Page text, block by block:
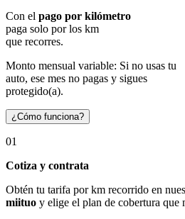
Con el pago por kilómetro
paga solo por los km
que recorres.
Monto mensual variable: Si no usas tu
auto, ese mes no pagas y sigues
protegido(a).
¿Cómo funciona?
01
Cotiza y contrata
Obtén tu tarifa por km recorrido en
miituo y elige el plan de cobertura que